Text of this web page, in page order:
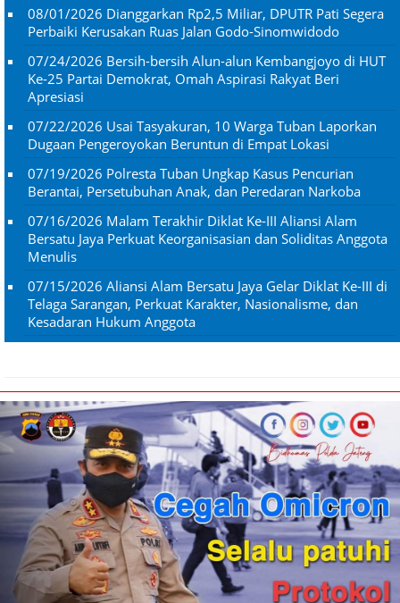
08/01/2026 Dianggarkan Rp2,5 Miliar, DPUTR Pati Segera
Perbaiki Kerusakan Ruas Jalan Godo-Sinomwidodo
07/24/2026 Bersih-bersih Alun-alun Kembangjoyo di HUT
Ke-25 Partai Demokrat, Omah Aspirasi Rakyat Beri
Apresiasi
07/22/2026 Usai Tasyakuran, 10 Warga Tuban Laporkan
Dugaan Pengeroyokan Beruntun di Empat Lokasi
07/19/2026 Polresta Tuban Ungkap Kasus Pencurian
Berantai, Persetubuhan Anak, dan Peredaran Narkoba
07/16/2026 Malam Terakhir Diklat Ke-III Aliansi Alam
Bersatu Jaya Perkuat Keorganisasian dan Soliditas Anggota
Menulis
07/15/2026 Aliansi Alam Bersatu Jaya Gelar Diklat Ke-III di
Telaga Sarangan, Perkuat Karakter, Nasionalisme, dan
Kesadaran Hukum Anggota